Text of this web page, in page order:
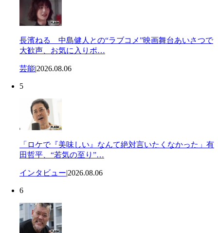
長濱ねる 中島健人との“ラブコメ”映画舞台あいさつで
大歓声、お気に入りポ…
芸能|2026.08.06
5
「ロケで『美味しい』なんて絶対言いたくなかった」有
田哲平、“若気の至り”…
インタビュー|2026.08.06
6